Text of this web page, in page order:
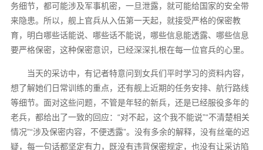
务细节，都可能涉及军事机密，一旦泄露，就可能给国家的安全带
来隐患。所以，舰上官兵从入伍第一天起，就接受严格的保密教
育，明白哪些话能说、哪些话不能说，哪些信息能透露、哪些信息
要严格保密，这种保密意识，已经深深扎根在每一位官兵的心里。
当天的采访中，有记者特意问到女兵们平时学习的资料内容，
想了解她们日常训练的重点，还有舰上近期的任务安排、航行路线
等细节。面对这些问题，不管是年轻的新兵，还是已经服役多年的
老兵，都给出了一致的回应：“对不起，这个我不能说”“不清楚相关
情况”“涉及保密内容，不便透露”。没有多余的解释，没有丝毫的迟
疑，每一句话都坚定有力，既没有违背保密规定，也没有让采访陷